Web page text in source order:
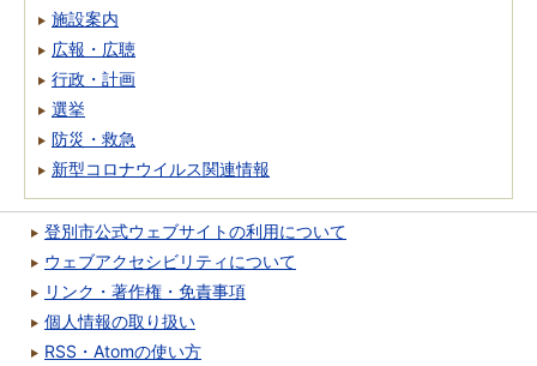
施設案内
広報・広聴
行政・計画
選挙
防災・救急
新型コロナウイルス関連情報
登別市公式ウェブサイトの利用について
ウェブアクセシビリティについて
リンク・著作権・免責事項
個人情報の取り扱い
RSS・Atomの使い方